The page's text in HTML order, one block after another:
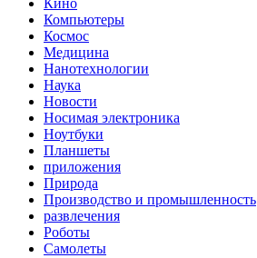
Компьютеры
Космос
Медицина
Нанотехнологии
Наука
Новости
Носимая электроника
Ноутбуки
Планшеты
приложения
Природа
Производство и промышленность
развлечения
Роботы
Самолеты